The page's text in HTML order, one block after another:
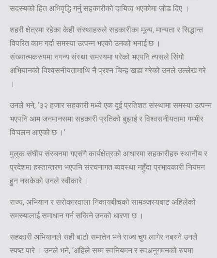
सदस्यको हित अभिवृद्धि गर्नु सहकारीको दायित्व भएकोमा जोड दिए ।
शहरी क्षेत्रमा रहेका केही संस्थाहरुले सहकारीका मूल्य, मान्यता र सिद्धान्त
विपरित काम गर्दा समस्या उत्पन्न भएको उनको भनाई छ ।
संख्यात्मकरुपमा नगन्य संस्था समस्यमा परेको भएपनि त्यसले सिंगोे
अभियानको विश्वसनीयतामाथि नै प्रश्न चिन्ह खडा गरेको उनले उल्लेख गरे
।
उनले भने, ‘३२ हजार सहकारी मध्ये एक दुई प्रतिशत संस्थामा समस्या उत्पन्न
भएपनि आम जनमानसमा सहकारी प्रतिको बुझाई र विश्वसनीयतामा गम्भीर
विचलन आएको छ ।’
मुलुक संघीय संरचनमा गएसंगै कार्यक्षेत्रको आधारमा सहकारीहरु स्थानीय र
प्रदेशमा हस्तान्तरण भएपनि संरचनागत ब्यवस्था नहुँदा प्रभावकारी नियमन
हुन नसकेको उनले स्वीकारे ।
राज्य, अभियान र सरोकारवाला निकायबीचको सामञ्जस्यबाट अहिलेको
समस्यालाई समाधान गर्न सकिने उनको धारणा छ ।
सहकारी अभियानले सही बाटो समातेन भने राज्य चुप लागेर नबस्ने उनले
स्पष्ट पारे । उनले भने, ‘अहिले सम्म स्वनियमन र स्वअनुगमनको रुपमा